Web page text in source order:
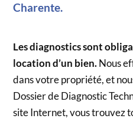
Charente.
Les diagnostics sont
location d’un bien.Nous
dans votre propriété, et
Dossier de Diagnostic
site Internet, vous trouvez